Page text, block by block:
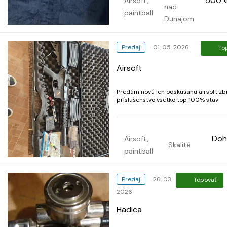
dokúpiť BB a môžete ísť hrať. V...
paintball
nad
Dunajom
Predaj 01. 05. 2026
Airsoft
Predám novú len odskušanu airsoft
príslušenstvo vsetko top 100% stav
Airsoft,
paintball
Skalité
Predaj
26. 03.
2026
Topovať
Hadica